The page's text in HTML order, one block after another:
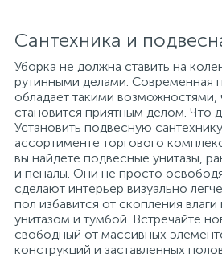
Сантехника и
Уборка не должна ставить на
рутинными делами. Современная
обладает такими возможностями,
становится приятным делом. Что
Установить подвесную
ассортименте торгового
вы найдете подвесные унитазы,
и пеналы. Они не просто
сделают интерьер визуально
пол избавится от скопления влаги
унитазом и тумбой. Встречайте
свободный от массивных
конструкций и заставленных